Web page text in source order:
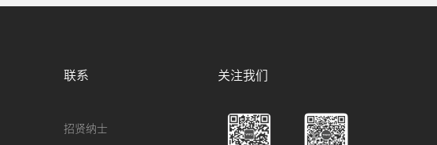
联系
招贤纳士
关注我们